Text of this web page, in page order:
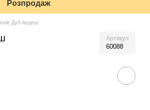
Розпродаж
Дуб Ардеш
Артикул
60088